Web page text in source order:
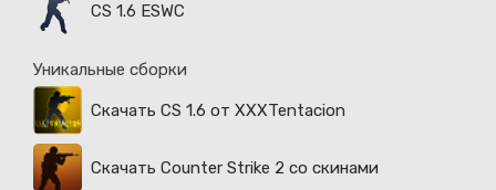
CS 1.6 ESWC
Уникальные сборки
Скачать CS 1.6 от XXXTentacion
Скачать Counter Strike 2 со скинами